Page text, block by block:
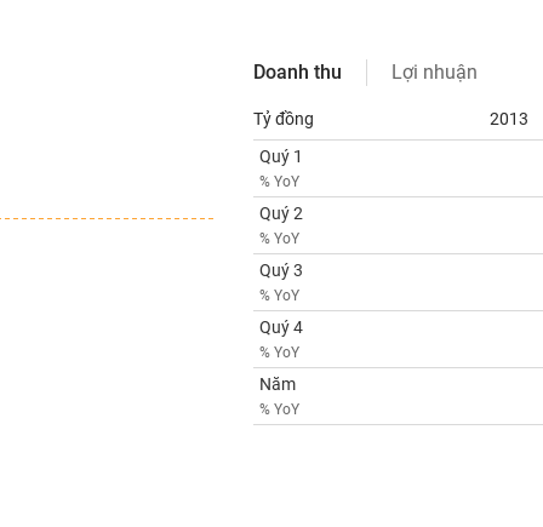
Doanh thu Lợi nhuận
Tỷ đồng
2013
Quý 1
% YoY
Quý 2
% YoY
Quý 3
% YoY
Quý 4
% YoY
Năm
% YoY